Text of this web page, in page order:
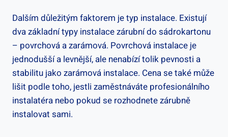
Dalším důležitým faktorem je typ instalace. Existují
dva základní typy instalace zárubní do sádrokartonu
– povrchová a zarámová. Povrchová instalace je
jednodušší a levnější, ale nenabízí tolik pevnosti a
stabilitu jako zarámová instalace. Cena se také může
lišit podle toho, jestli zaměstnáváte profesionálního
instalatéra nebo pokud se rozhodnete zárubně
instalovat sami.